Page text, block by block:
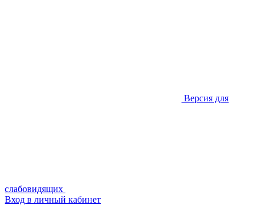
Версия для
слабовидящих
Вход в личный кабинет